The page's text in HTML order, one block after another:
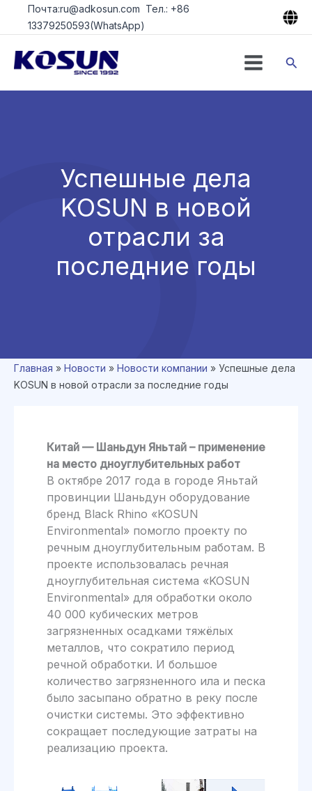
ПерейтиПочта:ru@adkosun.com Тел.: +86
13379250593(WhatsApp)
Успешные дела
KOSUN в новой
отрасли за
последние годы
Главная » Новости » Новости компании » Успешные дела
KOSUN в новой отрасли за последние годы
Китай — Шаньдун Яньтай – применение
на место дноуглубительных работ
В октябре 2017 года в городе Яньтай
провинции Шаньдун оборудование
бренд Black Rhino «KOSUN
Environmental» помогло проекту по
речным дноуглубительным работам. В
проекте использовалась речная
дноуглубительная система «KOSUN
Environmental» для обработки около
40 000 кубических метров
загрязненных осадками тяжёлых
металлов, что сократило период
речной обработки. И большое
количество загрязненного ила и песка
было засыпано обратно в реку после
очистки системы. Это эффективно
сокращает последующие затраты на
реализацию проекта.